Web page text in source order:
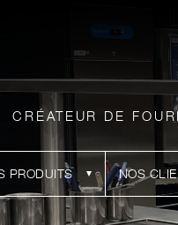
CRÉATEUR DE
PRODUITS NOS